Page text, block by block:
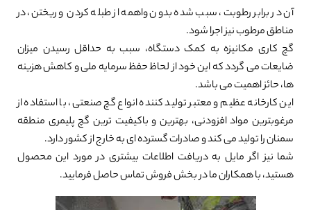
آن در برابر رطوبت، سبب شده بدون واهمه از طبله کردن و ریختن، در
مناطق مرطوب نیز اجرا شود.
گچ کاری مکانیزه به کمک دستگاه، سبب به حداقل رسیدن میزان
ضایعات می گردد که این خود از لحاظ حفظ سرمایه ملی و کاهش هزینه
ها، حائز اهمیت می باشد.
این کارخانه عظیم و معتبر تولید کننده انواع گچ صنعتی، با استفاده از
مرغوبترین مواد افزودنی، بهترین و باکیفیت ترین گچ پلیمری منطقه
سمنان را تولید می کند و صادرات گسترده ای به خارج از کشور دارد.
شما نیز اگر مایل به دریافت اطلاعات بیشتری در مورد این محصول
هستید، با همکاران ما در بخش فروش تماس حاصل فرمایید.